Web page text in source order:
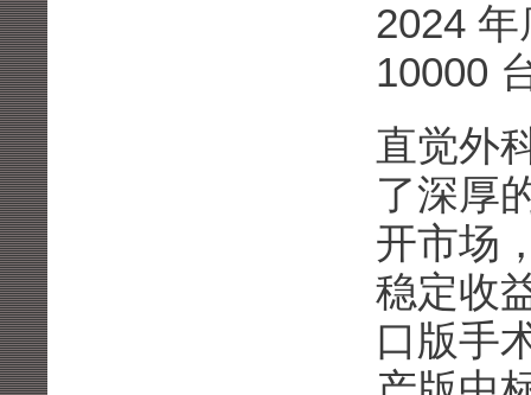
2024
10000
直觉外
了深厚
开市场
稳定收
口版手